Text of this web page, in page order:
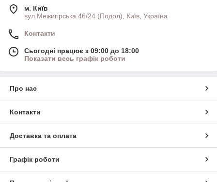
м. Київ
вул.Межигірська 46/24 (Подол), Київ, Україна
Контакти
Сьогодні працює з 09:00 до 18:00
Показати весь графік роботи
Про нас
Контакти
Доставка та оплата
Графік роботи